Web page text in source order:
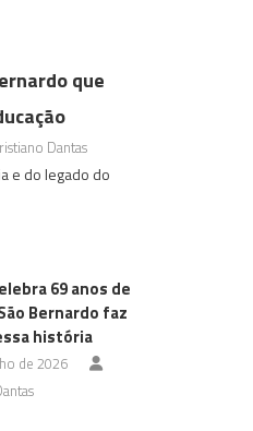
que
Dantas
e do legado do
69 anos de
Bernardo faz
história
de 2026